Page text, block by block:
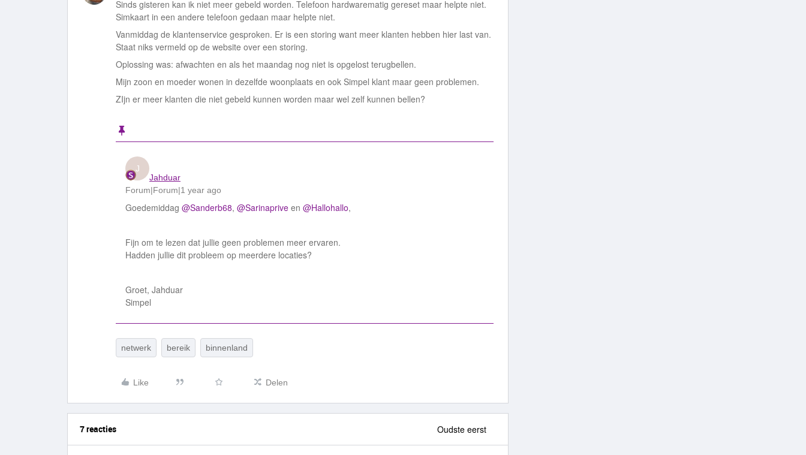
Sinds gisteren kan ik niet meer gebeld worden. Telefoon hardwarematig gereset maar helpte niet.
Simkaart in een andere telefoon gedaan maar helpte niet.
Vanmiddag de klantenservice gesproken. Er is een storing want meer klanten hebben hier last van.
Staat niks vermeld op de website over een storing.
Oplossing was: afwachten en als het maandag nog niet is opgelost terugbellen.
Mijn zoon en moeder wonen in dezelfde woonplaats en ook Simpel klant maar geen problemen.
ZIjn er meer klanten die niet gebeld kunnen worden maar wel zelf kunnen bellen?
J
Jahduar
Forum|Forum|1 year ago
Goedemiddag @Sanderb68, @Sarinaprive en @Hallohallo,
Fijn om te lezen dat jullie geen problemen meer ervaren.
Hadden jullie dit probleem op meerdere locaties?
Groet, Jahduar
Simpel
netwerk bereik binnenland
Like Delen
7 reacties Oudste eerst